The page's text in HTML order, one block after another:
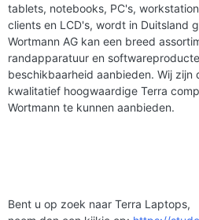
tablets, notebooks, PC's,
clients en LCD's, wordt in Duitsland
Wortmann AG kan een breed
randapparatuur en
beschikbaarheid aanbieden. Wij zijn
kwalitatief hoogwaardige Terra
Wortmann te kunnen aanbieden.
Bent u op zoek naar Terra Laptops,